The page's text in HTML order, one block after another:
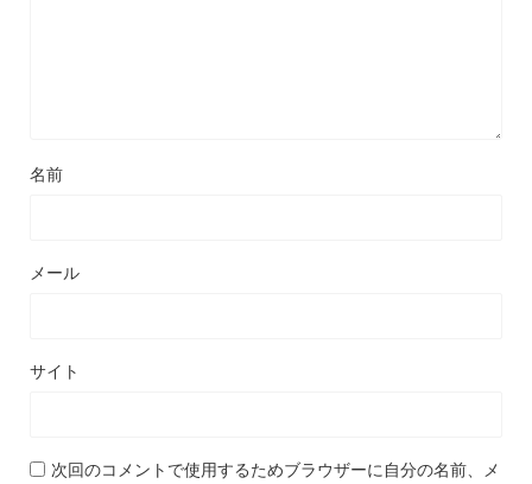
名前
メール
サイト
次回のコメントで使用するためブラウザーに自分の名前、メ